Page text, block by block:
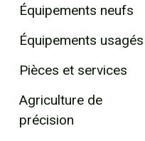
Équipements neufs
Équipements usagés
Pièces et services
Agriculture de
précision